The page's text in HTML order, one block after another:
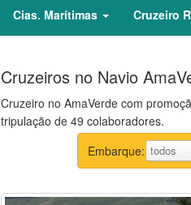
Cias. Marítimas Cruzeiro
Cruzeiros no Navio
Cruzeiro no AmaVerde com
tripulação de 49 colaboradores.
Embarque: